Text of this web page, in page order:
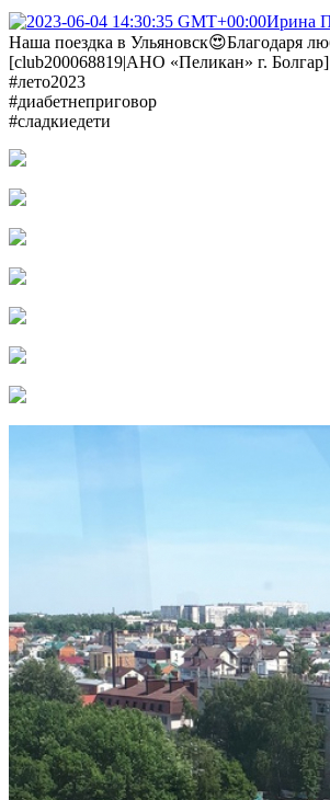
Ирина
Наша поездка в Ульяновск😍Благодаря
[club200068819|АНО «Пеликан» г. Болгар]
#лето2023
#диабетнеприговор
#сладкиедети